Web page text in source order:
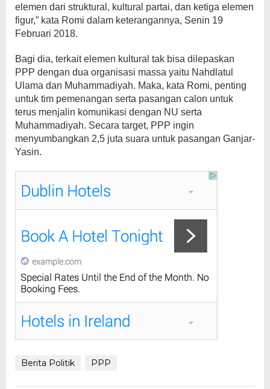
elemen dari struktural, kultural partai, dan ketiga elemen
figur,” kata Romi dalam keterangannya, Senin 19
Februari 2018.
Bagi dia, terkait elemen kultural tak bisa dilepaskan
PPP dengan dua organisasi massa yaitu Nahdlatul
Ulama dan Muhammadiyah. Maka, kata Romi, penting
untuk tim pemenangan serta pasangan calon untuk
terus menjalin komunikasi dengan NU serta
Muhammadiyah. Secara target, PPP ingin
menyumbangkan 2,5 juta suara untuk pasangan Ganjar-
Yasin.
Berita Politik PPP